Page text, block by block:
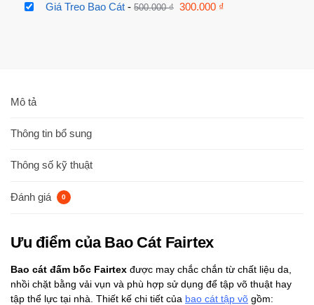
Giá Treo Bao Cát - 500.000₫ 300.000 ₫
Mô tả
Thông tin bổ sung
Thông số kỹ thuật
Đánh giá 0
Ưu điểm của Bao Cát Fairtex
Bao cát đấm bốc Fairtex được may chắc chắn từ chất liệu da,
nhồi chặt bằng vải vụn và phù hợp sử dụng để tập võ thuật hay
tập thể lực tại nhà. Thiết kế chi tiết của bao cát tập võ gồm: